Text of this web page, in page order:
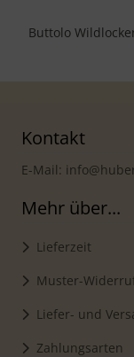
Buttolo
Kontakt
E-Mail:
Mehr über...
Lieferzeit
Muster-
Liefer- und
Zahlungsarten